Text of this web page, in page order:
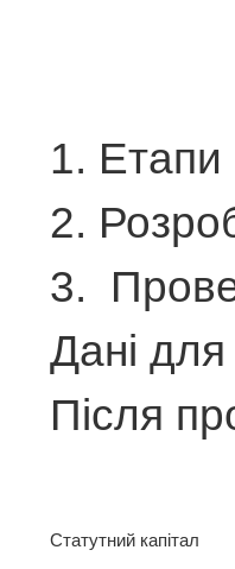
1. Етапи
2.
3.
Дані
Після
Статутний капітал